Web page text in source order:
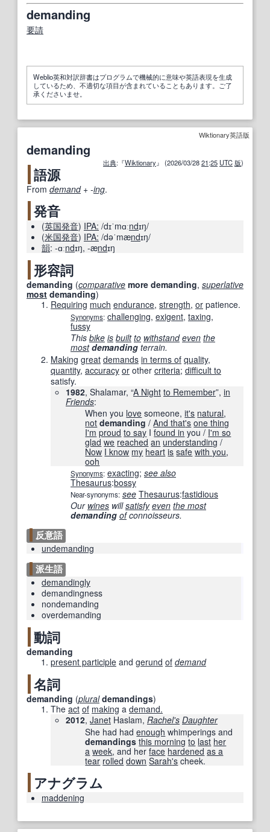
demanding
要請
Weblio英和対訳辞書はプログラムで機械的に意味や英語表現を生成
しているため、不適切な項目が含まれていることもあります。ご了
承くださいませ。
Wiktionary英語版
demanding
出典:『Wiktionary』 (2026/03/2821:25 UTC 版)
語源
From demand+‎ -ing.
発音
(英国発音) IPA: /dɪˈmɑːndɪŋ/
(米国発音) IPA: /dəˈmændɪŋ/
韻: -ɑːndɪŋ, -ændɪŋ
形容詞
demanding (comparative more demanding, superlative
most demanding)
Requiring much endurance, strength, or patience.
Synonyms: challenging, exigent, taxing,
fussy
This bike is built to withstand even the
most demanding terrain.
Making great demands in terms of quality,
quantity, accuracy or other criteria; difficult to
satisfy.
1982, Shalamar, “A Night to Remember”, in
Friends:
When you love someone,it's natural,
not demanding /And that's one thing
I'm proud to say Ifound in you / I'm so
glad we reached an understanding /
Now I know my heart is safe with you,
ooh
Synonyms: exacting; see also
Thesaurus:bossy
Near-synonyms: see Thesaurus:fastidious
Our wines willsatisfy even the most
demanding ofconnoisseurs.
反意語
undemanding
派生語
demandingly
demandingness
nondemanding
overdemanding
動詞
demanding
present participle and gerund of demand
名詞
demanding (plural demandings)
The act of making a demand.
2012, Janet Haslam, Rachel's Daughter
She had hadenough whimperings and
demandings this morning to last her
a week, and herface hardened as a
tear rolled down Sarah's cheek.
アナグラム
maddening